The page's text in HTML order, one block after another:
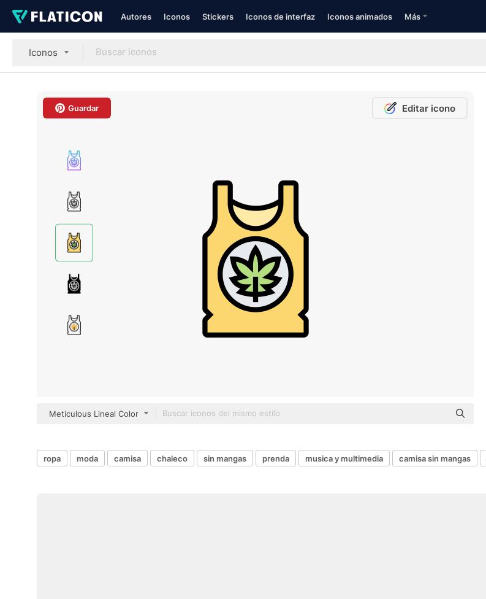
Autores Iconos Stickers Iconos de interfaz Iconos animados Más
Iconos
Guardar Editar icono
Meticulous Lineal Color
ropa moda camisa chaleco sin mangas prenda musica y multimedia camisa sin mangas